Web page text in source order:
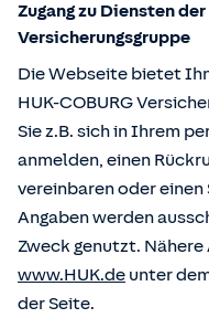
Zugang zu Diensten der
Versicherungsgruppe
Die Webseite bietet
HUK-COBURG
Sie z.B. sich in Ihrem
anmelden, einen
vereinbaren oder
Angaben werden
Zweck genutzt. Nähere
www.HUK.de unter
der Seite.